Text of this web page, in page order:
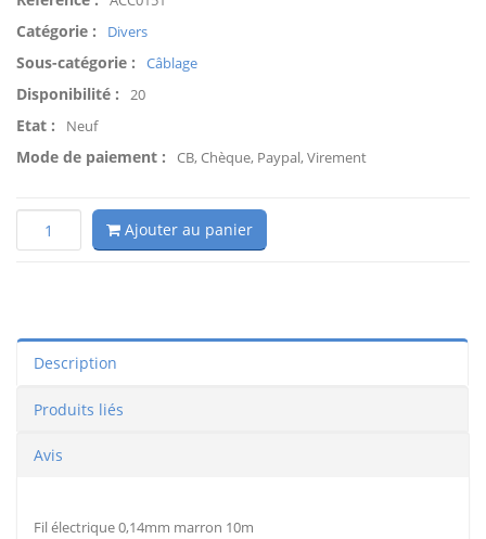
Catégorie : Divers
Sous-catégorie : Câblage
Disponibilité : 20
Etat : Neuf
Mode de paiement : CB, Chèque, Paypal, Virement
Ajouter au panier
Description
Produits liés
Avis
Fil électrique 0,14mm marron 10m